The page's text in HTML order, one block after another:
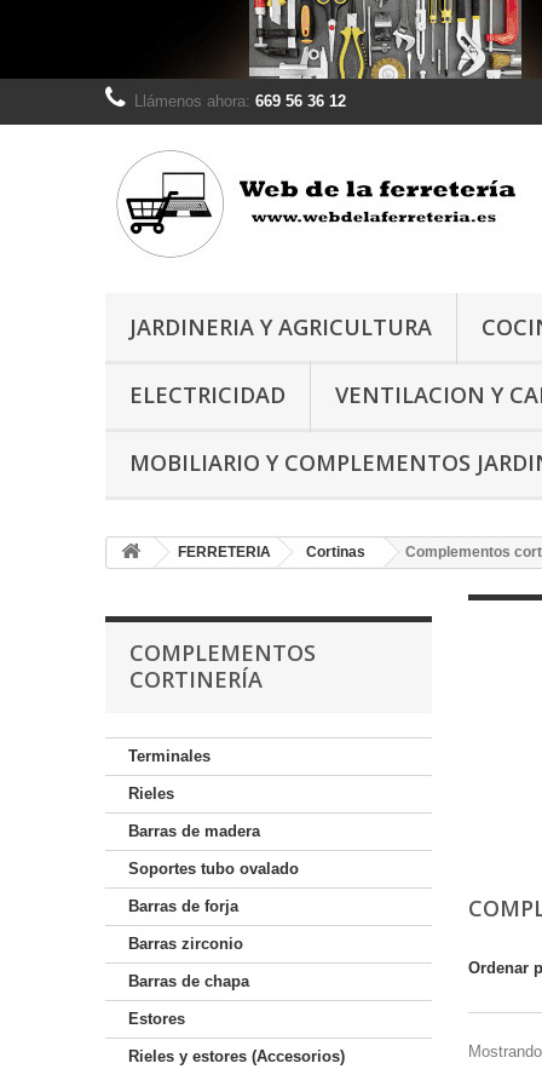
Llámenos ahora: 669 56 36 12
JARDINERIA Y AGRICULTURA
ELECTRICIDAD VENTILACION Y
MOBILIARIO Y COMPLEMENTOS
FERRETERIA Cortinas Complementos
COMPLEMENTOS
CORTINERÍA
Terminales
Rieles
Barras de madera
Soportes tubo ovalado
Barras de forja
Barras zirconio
Barras de chapa
Estores
Rieles y estores (Accesorios)
Ordenar